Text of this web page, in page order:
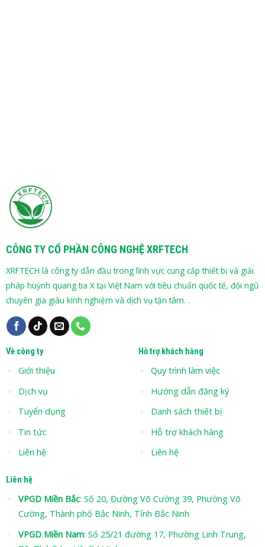
CÔNG TY CỔ PHẦN CÔNG NGHỆ XRFTECH
XRFTECH là công ty dẫn đầu trong lĩnh vực cung cấp thiết bị và giải
pháp huỳnh quang tia X tại Việt Nam với tiêu chuẩn quốc tế, đội ngũ
chuyên gia giàu kinh nghiệm và dịch vụ tận tâm. .
Về công ty
Giới thiệu
Dịch vụ
Tuyển dụng
Tin tức
Liên hệ
Hỗ trợ khách hàng
Quy trình làm việc
Hướng dẫn đăng ký
Danh sách thiết bị
Hỗ trợ khách hàng
Liên hệ
Liên hệ
VPGD Miền Bắc: Số 20, Đường Võ Cường 39, Phường Võ
Cường, Thành phố Bắc Ninh, Tỉnh Bắc Ninh
VPGD Miền Nam: Số 25/21 đường 17, Phường Linh Trung,